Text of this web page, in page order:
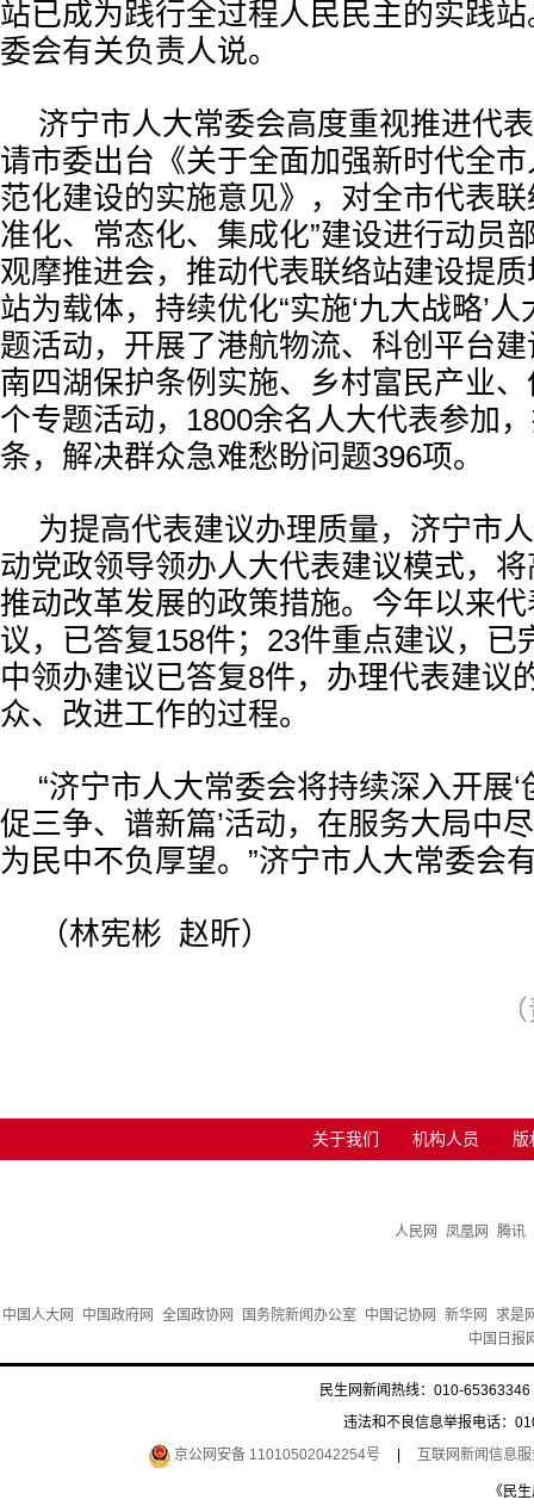
站已成为践行全过程人民民主的实践站
委会有关负责人说。
济宁市人大常委会高度重视推进代
请市委出台《关于全面加强新时代全
范化建设的实施意见》，对全市代表联
准化、常态化、集成化”建设进行动员
观摩推进会，推动代表联络站建设提
站为载体，持续优化“实施‘九大战略’
题活动，开展了港航物流、科创平台
南四湖保护条例实施、乡村富民产业
个专题活动，1800余名人大代表参加
条，解决群众急难愁盼问题396项。
为提高代表建议办理质量，济宁市
动党政领导领办人大代表建议模式，
推动改革发展的政策措施。今年以来
议，已答复158件；23件重点建议，已
中领办建议已答复8件，办理代表建议
众、改进工作的过程。
“济宁市人大常委会将持续深入开展
促三争、谱新篇’活动，在服务大局中
为民中不负厚望。”济宁市人大常委会
（林宪彬 赵昕）
关于我们 机构人员 版
人民网 凤凰网 腾讯
中国人大网 中国政府网 全国政协网 国务院新闻办公室 中国记协网 新华网
求是
中国日报
民生网新闻热线：010-
违法和不良信息举报电话：
京公网安备 11010502042254号
互联网新闻信息
《民